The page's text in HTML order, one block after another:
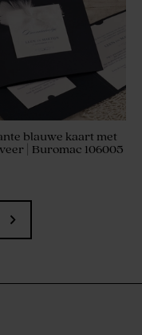
blauwe kaart met
| Buromac 106005